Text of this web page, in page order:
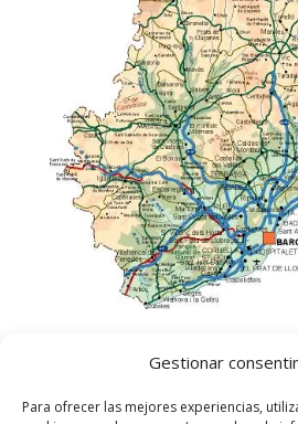
Gestionar
Para ofrecer las mejores experiencias,